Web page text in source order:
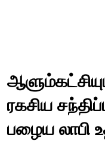
ரகசிய
பழைய லாபி